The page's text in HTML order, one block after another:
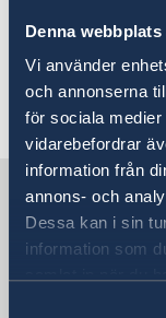
Denna
Vi använder
och annonserna
för sociala
vidarebefordrar
information från
annons- och
Dessa kan i sin
information som
Embassy is
again on
Sweden in